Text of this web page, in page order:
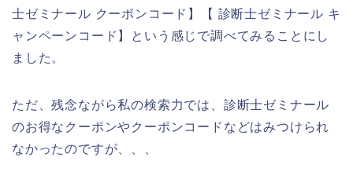
士ゼミナール クーポンコード】【 診断士ゼミナール キ
ャンペーンコード】という感じで調べてみることにし
ました。
ただ、残念ながら私の検索力では、診断士ゼミナール
のお得なクーポンやクーポンコードなどはみつけられ
なかったのですが、、、